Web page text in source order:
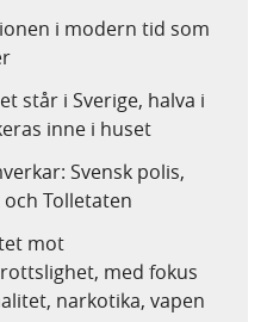
i modern tid som
står i Sverige, halva i
inne i huset
Svensk polis,
Tolletaten
mot
med fokus
narkotika, vapen